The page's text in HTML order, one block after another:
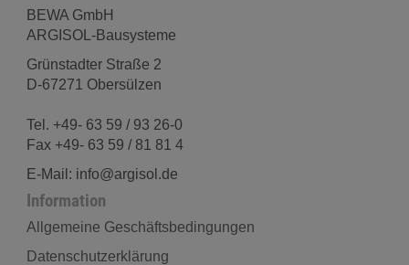
BEWA GmbH
ARGISOL-Bausysteme
Grünstadter Straße 2
D-67271 Obersülzen
Tel. +49- 63 59 / 93 26-0
Fax +49- 63 59 / 81 81 4
E-Mail: info@argisol.de
Information
Allgemeine Geschäftsbedingungen
Datenschutzerklärung